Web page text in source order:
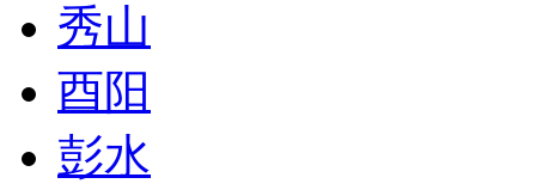
秀山
酉阳
彭水